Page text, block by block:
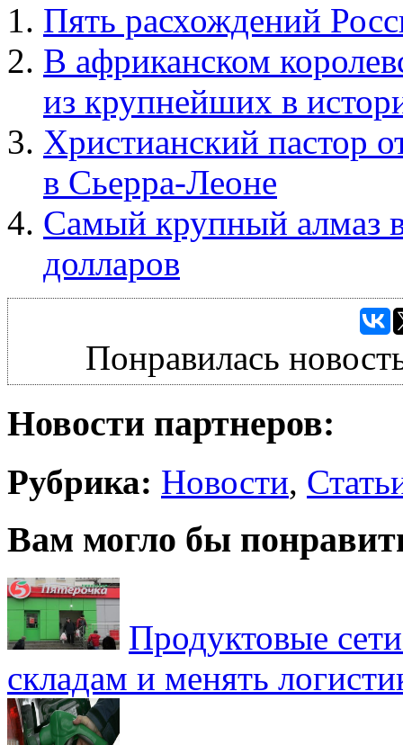
Пять расхождений
В африканском
из крупнейших в
Христианский пастор
в Сьерра-Леоне
Самый крупный алмаз
долларов
Понравилась
Новости партнеров:
Рубрика: Новости,
Вам могло бы
Продуктовые
складам и менять